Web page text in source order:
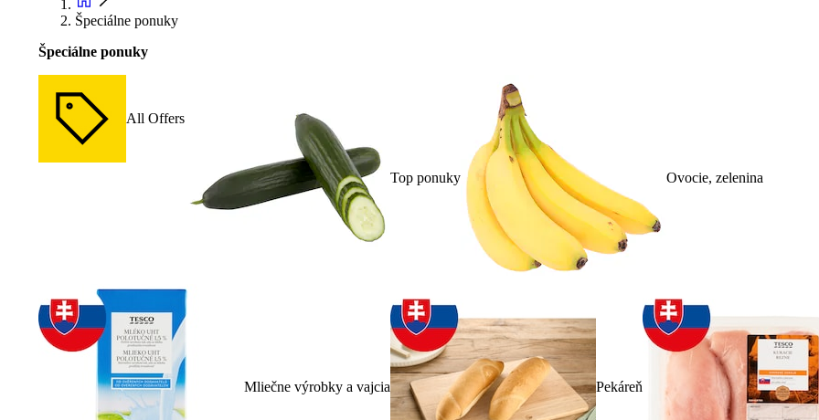
Špeciálne ponuky
Špeciálne ponuky
All Offers
Top ponuky Ovocie, zelenina
Mliečne výrobky a vajcia Pekáreň